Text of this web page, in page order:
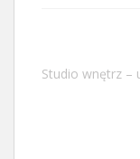
Studio wnętrz –